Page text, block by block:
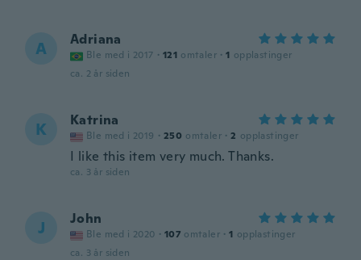
A Adriana
Ble med i 2017 · 121 omtaler · 1 opplastinger
ca. 2 år siden
K Katrina
Ble med i 2019 · 250 omtaler · 2 opplastinger
I like this item very much. Thanks.
ca. 3 år siden
J John
Ble med i 2020 · 107 omtaler · 1 opplastinger
ca. 3 år siden